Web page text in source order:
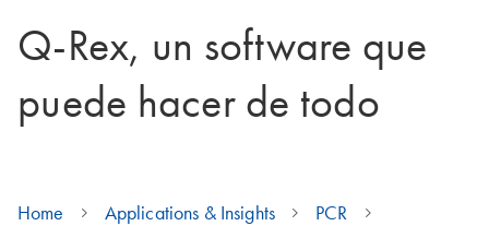
Q-Rex, un software que
puede hacer de todo
Home Applications & Insights
PCR